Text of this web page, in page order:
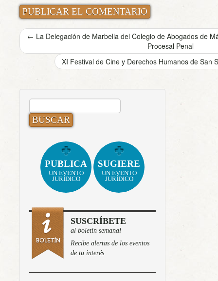
← La Delegación de Marbella del Colegio de Abogados de
Procesal Penal
XI Festival de Cine y Derechos Humanos de San
BUSCAR:
PUBLICA
UN EVENTO
JURÍDICO
SUGIERE
UN EVENTO
JURÍDICO
SUSCRÍBETE
al boletín semanal
Recibe alertas de los eventos
de tu interés